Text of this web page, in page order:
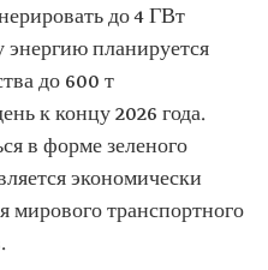
до 4 ГВт
энергию планируется
до 600 т
к концу 2026 года.
в форме зеленого
экономически
транспортного